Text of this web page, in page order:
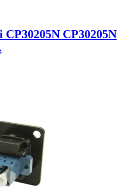
CP30205N